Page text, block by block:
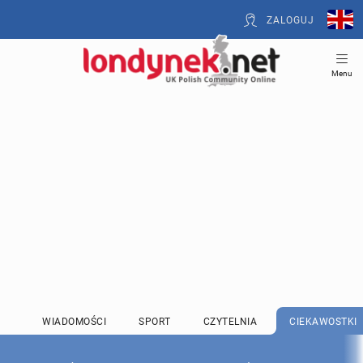
ZALOGUJ
Menu
WIADOMOŚCI SPORT CZYTELNIA CIEKAWOSTKI